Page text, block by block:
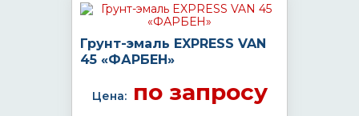
Грунт-эмаль EXPRESS VAN
45 «ФАРБЕН»
Цена:по запросу